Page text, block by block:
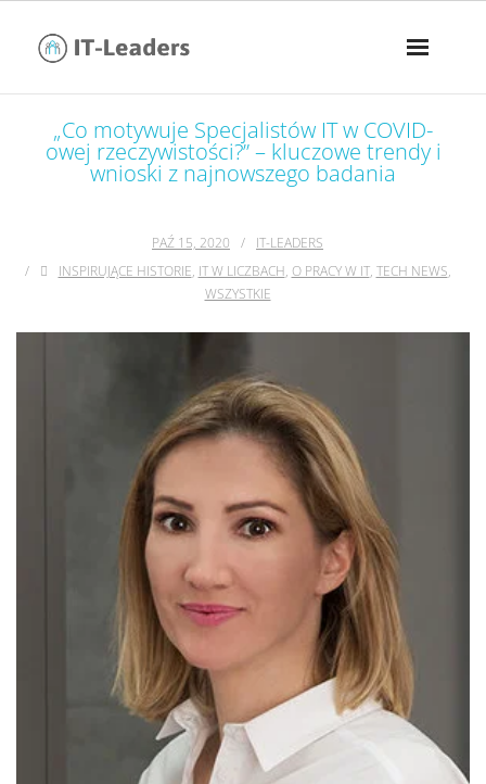
„Co motywuje Specjalistów IT w COVID-
owej rzeczywistości?” – kluczowe trendy i
wnioski z najnowszego badania
PAŹ 15, 2020
IT-LEADERS
INSPIRUJĄCE HISTORIE, IT W LICZBACH, O PRACY W IT, TECH NEWS,
WSZYSTKIE